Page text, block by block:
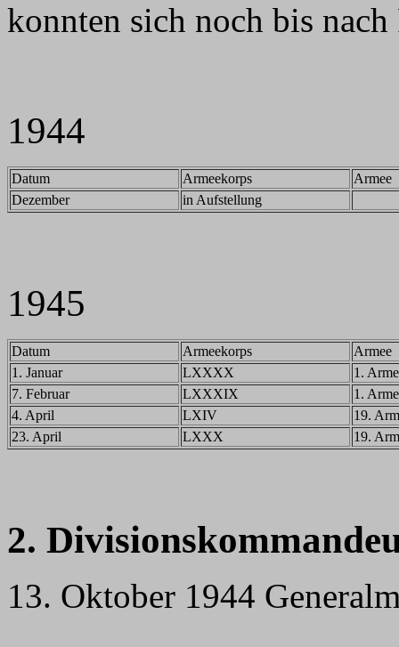
konnten sich noch bis nach
1944
Datum Armeekorps
Armee
Dezember
in Aufstellung
1945
Datum Armeekorps
Armee
1. Januar
LXXXX
1.
7. Februar
LXXXIX
1.
4. April
LXIV
19.
23. April
LXXX 19.
2.
13. Oktober 1944